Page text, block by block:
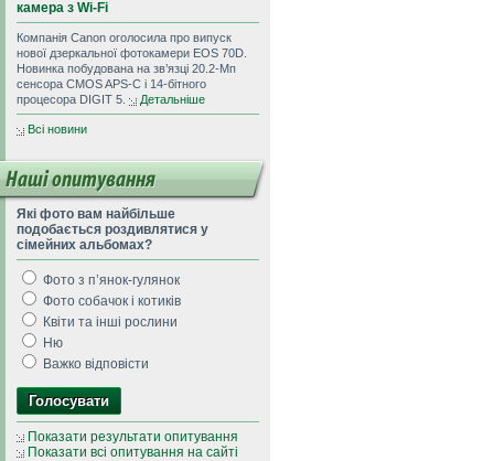
камера з Wi-Fi
Компанія Canon оголосила про випуск
нової дзеркальної фотокамери EOS 70D.
Новинка побудована на зв’язці 20.2-Мп
сенсора CMOS APS-C і 14-бітного
процесора DIGIT 5.
Детальніше
Всі новини
Наші опитування
Які фото вам найбільше
подобається роздивлятися у
сімейних альбомах?
Фото з п’янок-гулянок
Фото собачок і котиків
Квіти та інші рослини
Ню
Важко відповісти
Показати результати опитування
Показати всі опитування на сайті